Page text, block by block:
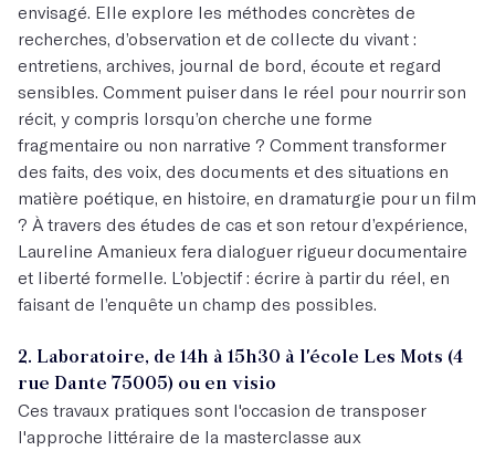
envisagé. Elle explore les méthodes concrètes de
recherches, d’observation et de collecte du vivant :
entretiens, archives, journal de bord, écoute et regard
sensibles. Comment puiser dans le réel pour nourrir son
récit, y compris lorsqu’on cherche une forme
fragmentaire ou non narrative ? Comment transformer
des faits, des voix, des documents et des situations en
matière poétique, en histoire, en dramaturgie pour un film
? À travers des études de cas et son retour d’expérience,
Laureline Amanieux fera dialoguer rigueur documentaire
et liberté formelle. L’objectif : écrire à partir du réel, en
faisant de l’enquête un champ des possibles.
2. Laboratoire, de 14h à 15h30 à l'école Les Mots (4
rue Dante 75005) ou en visio
Ces travaux pratiques sont l'occasion de transposer
l'approche littéraire de la masterclasse aux